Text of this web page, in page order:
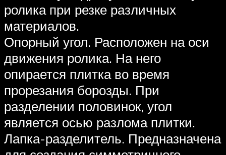
ролика при резке различных
материалов.
Опорный угол. Расположен на оси
движения ролика. На него
опирается плитка во время
прорезания борозды. При
разделении половинок, угол
является осью разлома плитки.
Лапка-разделитель. Предназначена